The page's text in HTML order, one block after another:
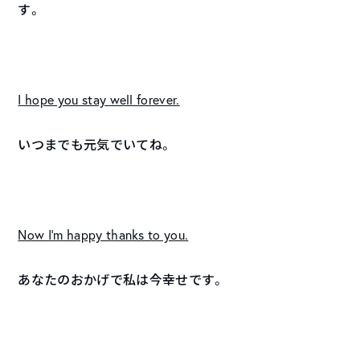
す。
I hope you stay well forever.
いつまでも元気でいてね。
Now I’m happy thanks to you.
あなたのおかげで私は今幸せです。